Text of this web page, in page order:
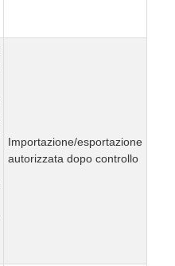
Importazione/esportazione
autorizzata dopo controllo